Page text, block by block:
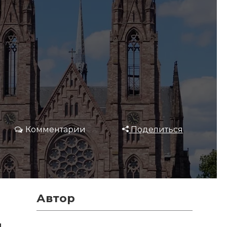
Комментарии Поделиться
Автор